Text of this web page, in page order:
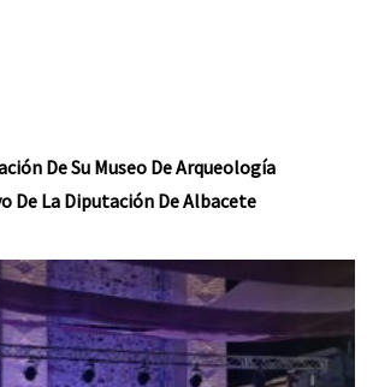
De Su Museo De Arqueología
De La Diputación De Albacete